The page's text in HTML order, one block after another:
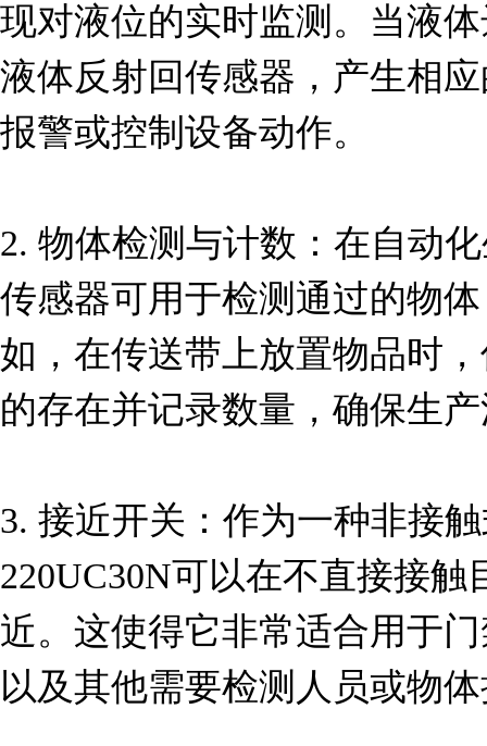
现对液位的实时监测。当液
液体反射回传感器，产生相
报警或控制设备动作。
2. 物体检测与计数：在自动
传感器可用于检测通过的物
如，在传送带上放置物品时
的存在并记录数量，确保生
3. 接近开关：作为一种非接
220UC30N可以在不直接接
近。这使得它非常适合用于
以及其他需要检测人员或物